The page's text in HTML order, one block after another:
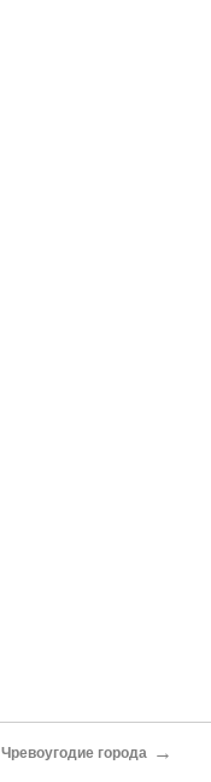
Чревоугодие города →